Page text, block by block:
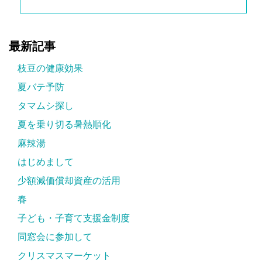
最新記事
枝豆の健康効果
夏バテ予防
タマムシ探し
夏を乗り切る暑熱順化
麻辣湯
はじめまして
少額減価償却資産の活用
春
子ども・子育て支援金制度
同窓会に参加して
クリスマスマーケット